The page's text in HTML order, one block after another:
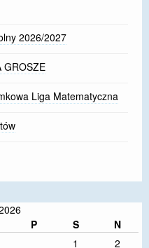
2026/2027
GROSZE
Liga Matematyczna
P S
N
1
2